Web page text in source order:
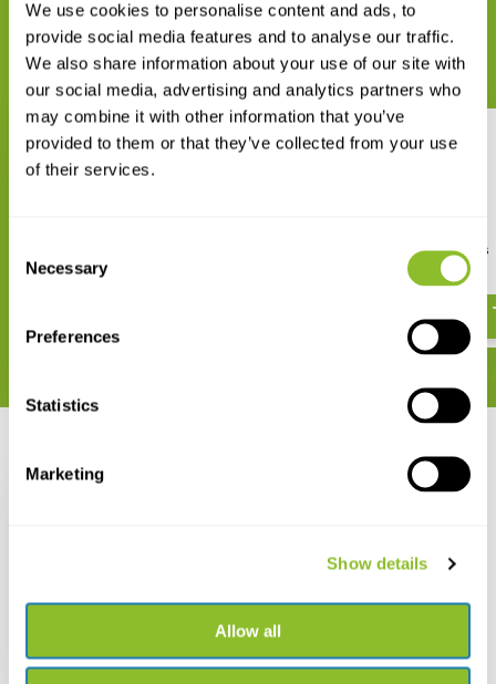
We use cookies to personalise content and ads, to
provide social media features and to analyse our traffic.
We also share information about your use of our site with
our social media, advertising and analytics partners who
may combine it with other information that you’ve
provided to them or that they’ve collected from your use
of their services.
Selection
Necessary
Preferences
Statistics
Marketing
Show details
Allow all
GERELATEERDE PRODUCTEN
Maak uw bestelling compleet
Flycatchers - Kingbirds and
Robins and Chats
€ 67,99
€ 19,61